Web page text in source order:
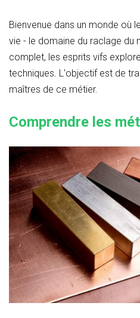
Bienvenue dans un monde où
vie - le domaine du raclage du
complet, les esprits vifs
techniques. L'objectif est de
maîtres de ce métier.
Comprendre les